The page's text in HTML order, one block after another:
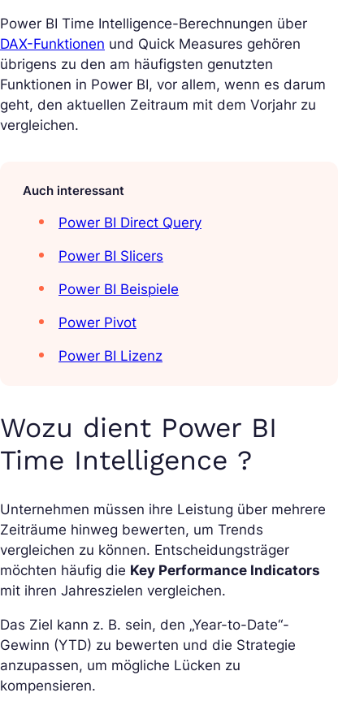
Power BI Time Intelligence-Berechnungen über
DAX-Funktionen und Quick Measures gehören
übrigens zu den am häufigsten genutzten
Funktionen in Power BI, vor allem, wenn es darum
geht, den aktuellen Zeitraum mit dem Vorjahr zu
vergleichen.
Auch interessant
Power BI Direct Query
Power BI Slicers
Power BI Beispiele
Power Pivot
Power BI Lizenz
Wozu dient Power BI
Time Intelligence ?
Unternehmen müssen ihre Leistung über mehrere
Zeiträume hinweg bewerten, um Trends
vergleichen zu können. Entscheidungsträger
möchten häufig die Key Performance Indicators
mit ihren Jahreszielen vergleichen.
Das Ziel kann z. B. sein, den „Year-to-Date“-
Gewinn (YTD) zu bewerten und die Strategie
anzupassen, um mögliche Lücken zu
kompensieren.